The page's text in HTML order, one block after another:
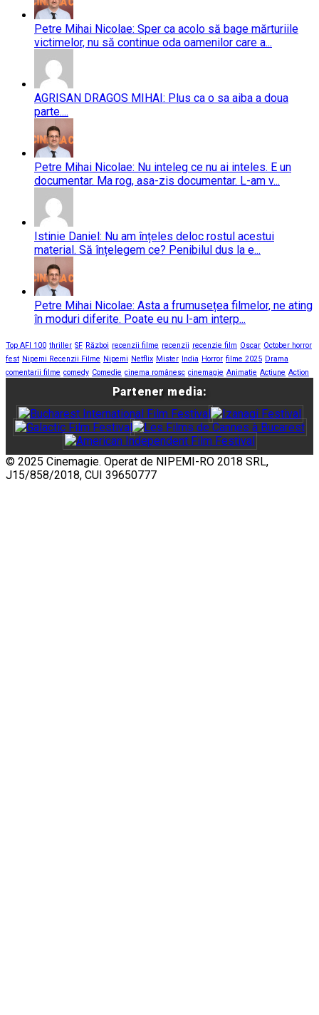
Petre Mihai Nicolae: Sper ca acolo să bage mărturiile
victimelor, nu să continue oda oamenilor care a...
AGRISAN DRAGOS MIHAI: Plus ca o sa aiba a doua
parte....
Petre Mihai Nicolae: Nu inteleg ce nu ai inteles. E un
documentar. Ma rog, asa-zis documentar. L-am v...
Istinie Daniel: Nu am înțeles deloc rostul acestui
material. Să înțelegem ce? Penibilul dus la e...
Petre Mihai Nicolae: Asta a frumusețea filmelor, ne ating
în moduri diferite. Poate eu nu l-am interp...
Top AFI 100 thriller SF Război recenzii filme recenzii recenzie film Oscar October horror
fest Nipemi Recenzii Filme Nipemi Netflix Mister India Horror filme 2025 Drama
comentarii filme comedy Comedie cinema românesc cinemagie Animatie Acțiune Action
Partener media:
© 2025 Cinemagie. Operat de NIPEMI-RO 2018 SRL,
J15/858/2018, CUI 39650777